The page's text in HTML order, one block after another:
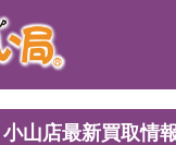
山店最新買取情